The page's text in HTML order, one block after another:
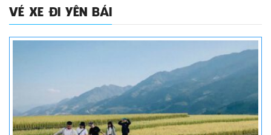
VÉ XE ĐI YÊN BÁI